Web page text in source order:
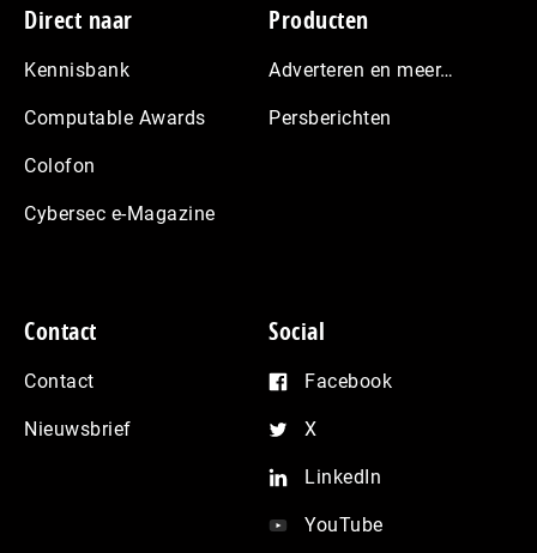
Footer
Direct naar
Kennisbank
Computable Awards
Colofon
Cybersec e-Magazine
Producten
Adverteren en meer…
Persberichten
Contact
Contact
Nieuwsbrief
Social
Facebook
X
LinkedIn
YouTube